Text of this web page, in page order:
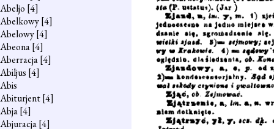
Abeljo [4]
Abelkowy[4]
Abelowy[4]
Abeona[4]
Aberracja[4]
Abiljus [4]
Abis
Abiturjent[4]
Abja[4]
Abjuracja[4]